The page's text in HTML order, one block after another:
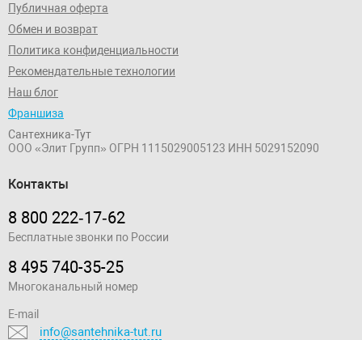
Публичная оферта
Обмен и возврат
Политика конфиденциальности
Рекомендательные технологии
Наш блог
Франшиза
Сантехника-Тут
ООО «Элит Групп» ОГРН 1115029005123 ИНН 5029152090
Контакты
8 800 222‑17‑62
Бесплатные звонки по России
8 495 740-35-25
Многоканальный номер
E-mail
info@santehnika-tut.ru